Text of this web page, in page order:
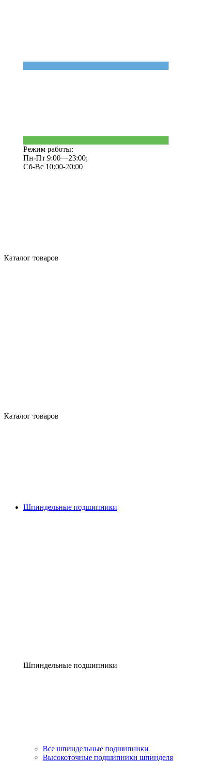
Режим работы:
Пн-Пт 9:00—23:00;
Сб-Вс 10:00-20:00
Каталог товаров
Каталог товаров
Шпиндельные подшипники
Шпиндельные подшипники
Все шпиндельные подшипники
Высокоточные подшипники шпинделя